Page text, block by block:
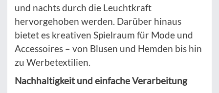
und nachts durch die Leuchtkraft
hervorgehoben werden. Darüber hinaus
bietet es kreativen Spielraum für Mode und
Accessoires – von Blusen und Hemden bis hin
zu Werbetextilien.
Nachhaltigkeit und einfache Verarbeitung